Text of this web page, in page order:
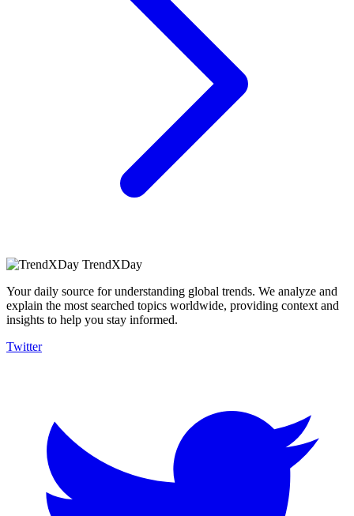
TrendXDay
Your daily source for understanding global trends. We analyze and
explain the most searched topics worldwide, providing context and
insights to help you stay informed.
Twitter